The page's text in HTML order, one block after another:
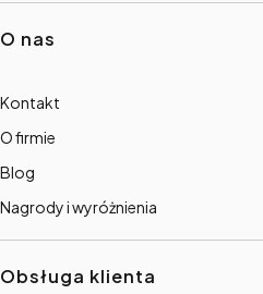
Linki w stopce
O nas
Kontakt
O firmie
Blog
Nagrody i wyróżnienia
Obsługa klienta